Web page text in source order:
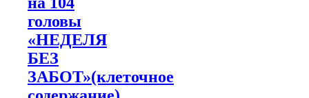
головы
«НЕДЕЛЯ
БЕЗ
ЗАБОТ»(клеточное